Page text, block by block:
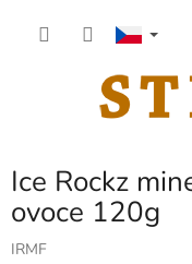
Ice Rockz
ovoce 120g
IRMF